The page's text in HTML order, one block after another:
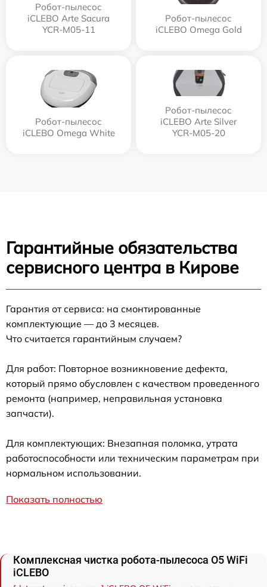
Робот-пылесос
iCLEBO Arte Sacura
YCR-M05-11
Робот-пылесос
iCLEBO Omega Gold
Робот-пылесос
iCLEBO Omega White
Робот-пылесос
iCLEBO Arte Silver
YCR-M05-20
Гарантийные обязательства
сервисного центра в Кирове
Гарантия от сервиса: на смонтированные
комплектующие — до 3 месяцев.
Что считается гарантийным случаем?
Для работ: Повторное возникновение дефекта,
который прямо обусловлен с качеством проведенного
ремонта (например, неправильная установка
запчасти).
Для комплектующих: Внезапная поломка, утрата
работоспособности или техническим параметрам при
нормальном использовании.
Показать полностью
Комплексная чистка робота-пылесоса O5 WiFi
iCLEBO